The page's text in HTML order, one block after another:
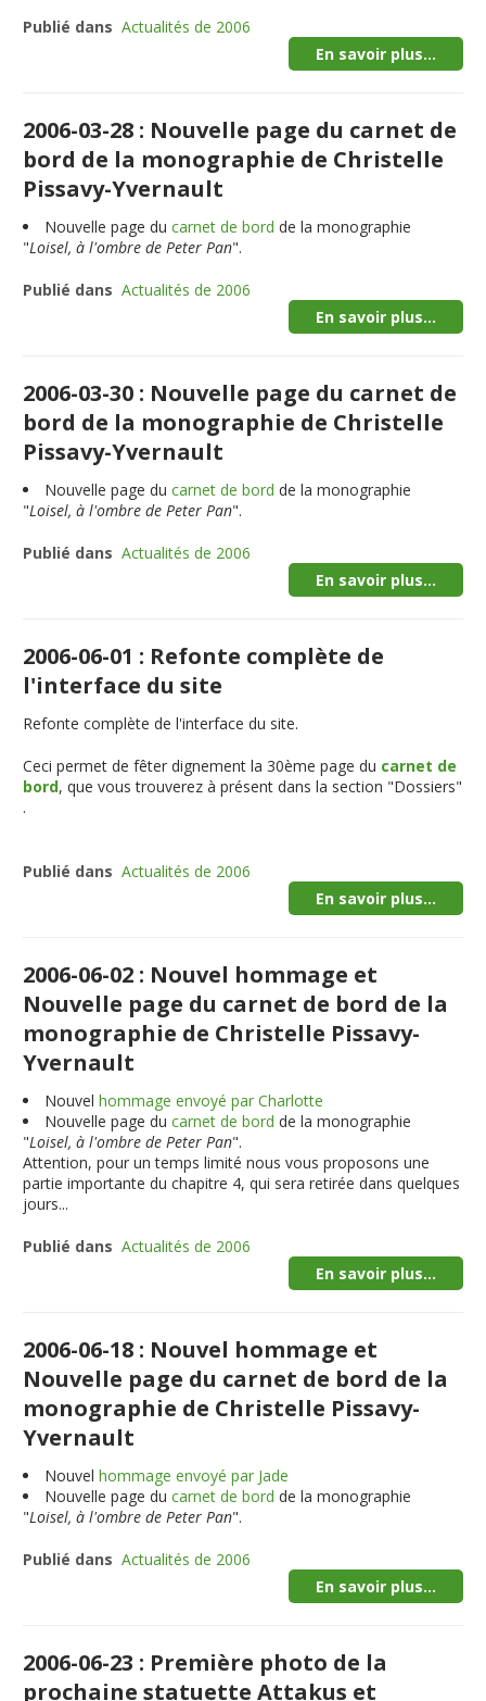
Publié dans Actualités de 2006
En savoir plus...
2006-03-28 : Nouvelle page du carnet de
bord de la monographie de Christelle
Pissavy-Yvernault
Nouvelle page ducarnet de bord de la monographie
"Loisel, à l'ombre de Peter Pan".
Publié dans Actualités de 2006
En savoir plus...
2006-03-30 : Nouvelle page du carnet de
bord de la monographie de Christelle
Pissavy-Yvernault
Nouvelle page ducarnet de bord de la monographie
"Loisel, à l'ombre de Peter Pan".
Publié dans Actualités de 2006
En savoir plus...
2006-06-01 : Refonte complète de
l'interface du site
Refonte complète de l'interface du site.
Ceci permet de fêter dignement la 30ème page du carnet de
bord, que vous trouverez à présent dans la section "Dossiers"
.
Publié dans Actualités de 2006
En savoir plus...
2006-06-02 : Nouvel hommage et
Nouvelle page du carnet de bord de la
monographie de Christelle Pissavy-
Yvernault
Nouvelhommage envoyé par Charlotte
Nouvelle page ducarnet de bord de la monographie
"Loisel, à l'ombre de Peter Pan".
Attention, pour un temps limité nous vous proposons une
partie importante du chapitre 4, qui sera retirée dans quelques
jours...
Publié dans Actualités de 2006
En savoir plus...
2006-06-18 : Nouvel hommage et
Nouvelle page du carnet de bord de la
monographie de Christelle Pissavy-
Yvernault
Nouvelhommage envoyé par Jade
Nouvelle page ducarnet de bord de la monographie
"Loisel, à l'ombre de Peter Pan".
Publié dans Actualités de 2006
En savoir plus...
2006-06-23 : Première photo de la
prochaine statuette Attakus et